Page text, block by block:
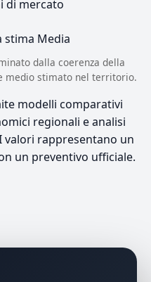
di mercato
stima Media
dalla coerenza della
medio stimato nel territorio.
modelli comparativi
regionali e analisi
valori rappresentano un
un preventivo ufficiale.